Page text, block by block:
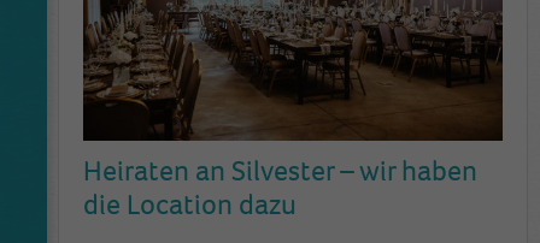
Heiraten an Silvester – wir haben
die Location dazu